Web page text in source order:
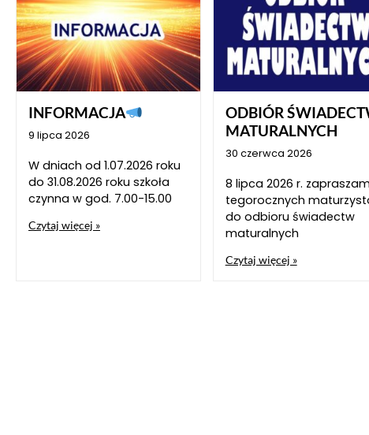
INFORMACJA
9 lipca 2026
W dniach od 1.07.2026 roku
do 31.08.2026 roku szkoła
czynna w god. 7.00-15.00
Czytaj więcej »
ODBIÓR
MATURALNYCH
30 czerwca 2026
8 lipca 2026 r.
tegorocznych
do odbioru świadectw
maturalnych
Czytaj więcej »